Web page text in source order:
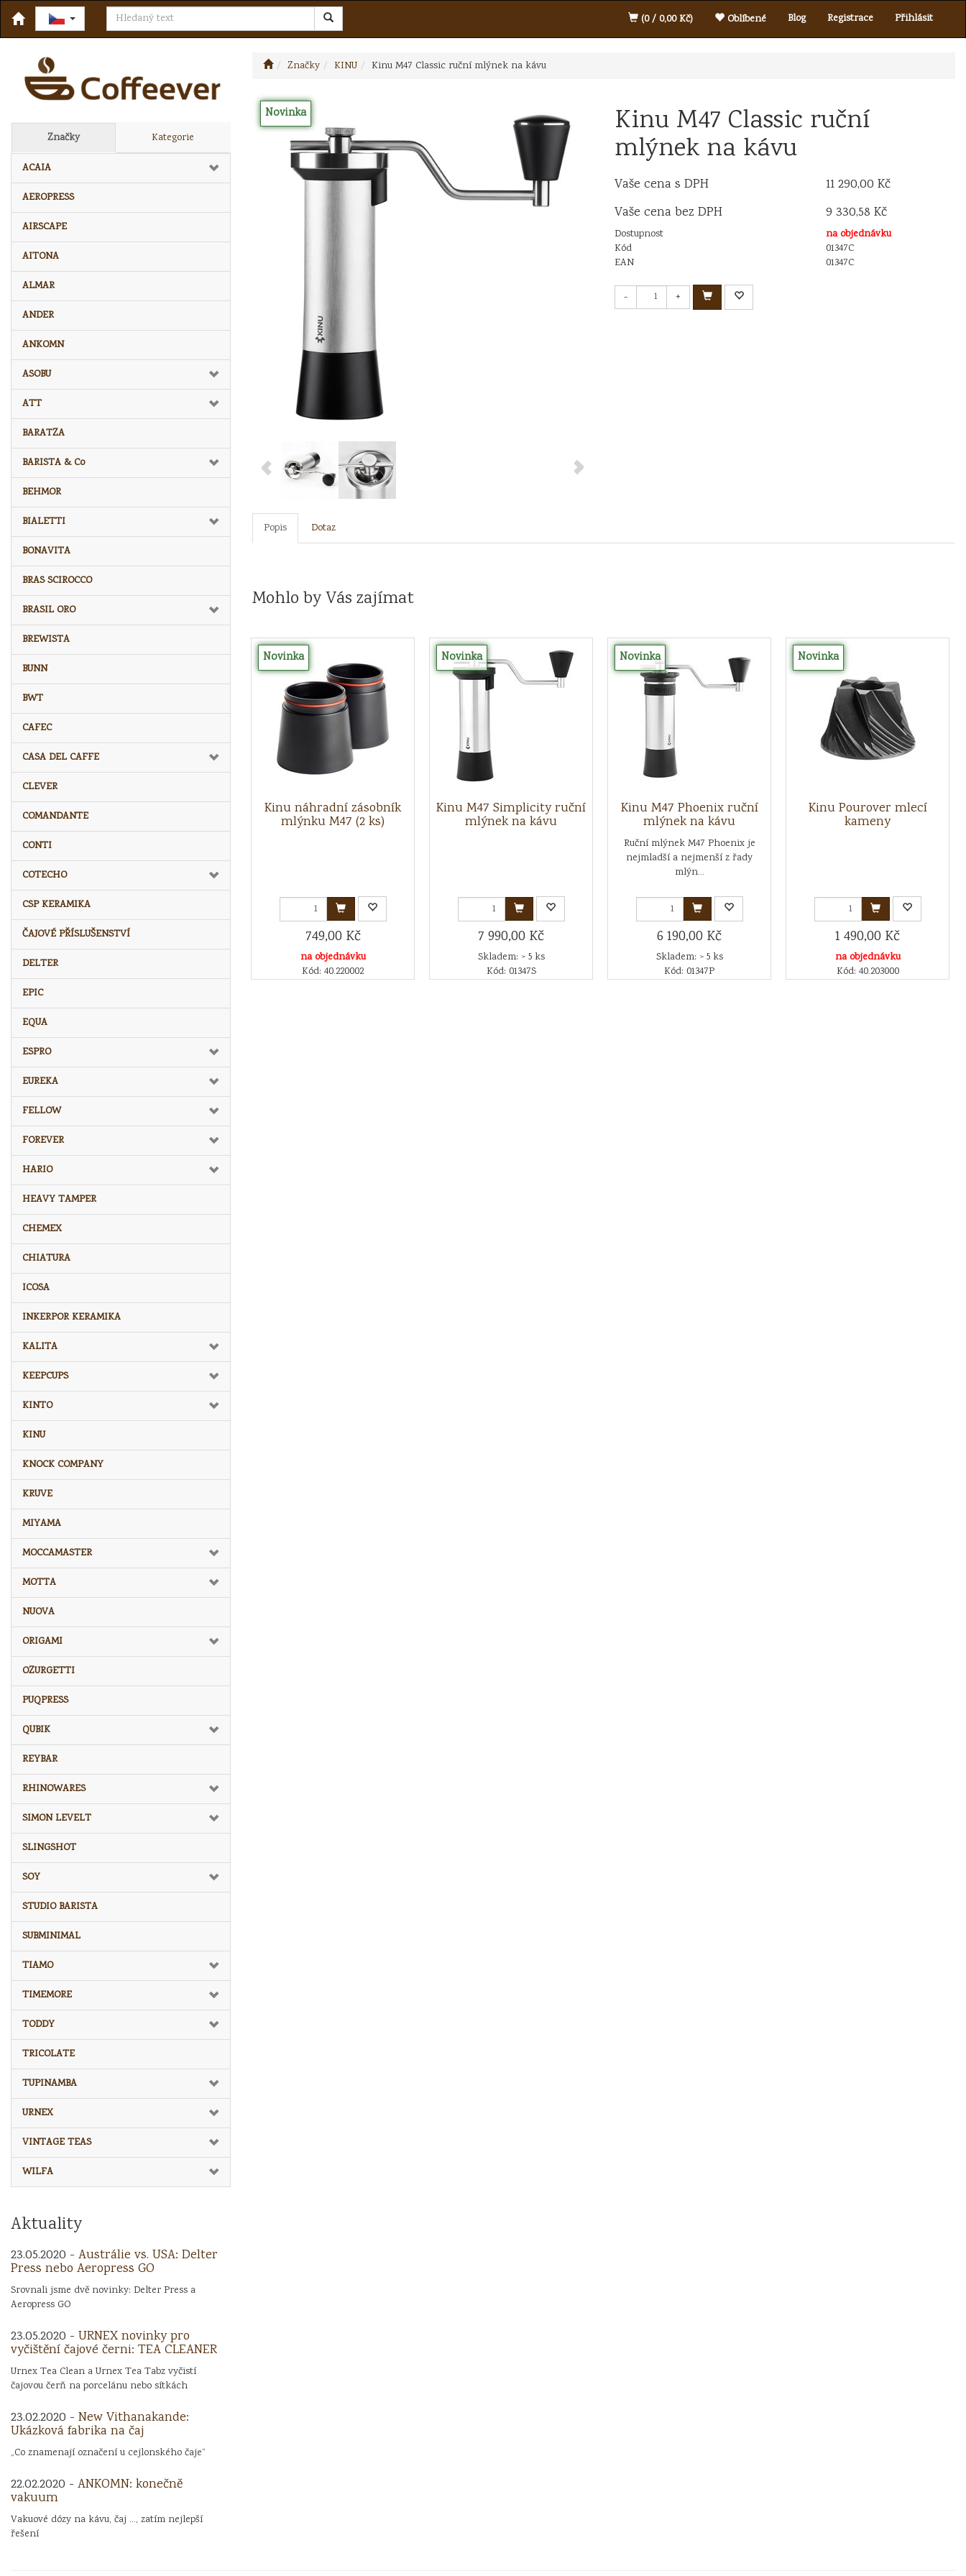
Blog Registrace Přihlásit
(0 / 0,00 Kč) Oblíbené
Značky Kategorie
ACAIA
AEROPRESS
AIRSCAPE
AITONA
ALMAR
ANDER
ANKOMN
ASOBU
ATT
BARATZA
BARISTA & Co
BEHMOR
BIALETTI
BONAVITA
BRAS SCIROCCO
BRASIL ORO
BREWISTA
BUNN
BWT
CAFEC
CASA DEL CAFFE
CLEVER
COMANDANTE
CONTI
COTECHO
CSP KERAMIKA
ČAJOVÉ PŘÍSLUŠENSTVÍ
DELTER
EPIC
EQUA
ESPRO
EUREKA
FELLOW
FOREVER
HARIO
HEAVY TAMPER
CHEMEX
CHIATURA
ICOSA
INKERPOR KERAMIKA
KALITA
KEEPCUPS
KINTO
KINU
KNOCK COMPANY
KRUVE
MIYAMA
MOCCAMASTER
MOTTA
NUOVA
ORIGAMI
OZURGETTI
PUQPRESS
QUBIK
REYBAR
RHINOWARES
SIMON LEVELT
SLINGSHOT
SOY
STUDIO BARISTA
SUBMINIMAL
TIAMO
TIMEMORE
TODDY
TRICOLATE
TUPINAMBA
URNEX
VINTAGE TEAS
WILFA
Aktuality
23.05.2020 - Austrálie vs. USA: Delter
Press nebo Aeropress GO
Srovnali jsme dvě novinky: Delter Press a
Aeropress GO
23.05.2020 - URNEX novinky pro
vyčištění čajové černi: TEA CLEANER
Urnex Tea Clean a Urnex Tea Tabz vyčistí
čajovou čerň na porcelánu nebo sítkách
23.02.2020 - New Vithanakande:
Ukázková fabrika na čaj
„Co znamenají označení u cejlonského čaje“
22.02.2020 - ANKOMN: konečně
vakuum
Vakuové dózy na kávu, čaj ..., zatím nejlepší
řešení
Značky KINU Kinu M47 Classic ruční mlýnek na kávu
Novinka Kinu M47 Classic ruční
mlýnek na kávu
Vaše cena s DPH
11 290,00 Kč
Vaše cena bez DPH
9 330,58 Kč
Dostupnost
na objednávku
Kód
01347C
EAN
01347C
- +
Popis Dotaz
Mohlo by Vás zajímat
Novinka
Kinu náhradní zásobník
mlýnku M47 (2 ks)
749,00 Kč
na objednávku
Kód: 40.220002
Novinka
Kinu M47 Simplicity ruční
mlýnek na kávu
7 990,00 Kč
Skladem: > 5 ks
Kód: 01347S
Novinka
Kinu M47 Phoenix ruční
mlýnek na kávu
Ruční mlýnek M47 Phoenix je
nejmladší a nejmenší z řady
mlýn...
6 190,00 Kč
Skladem: > 5 ks
Kód: 01347P
Novinka
Kinu Pourover mlecí
kameny
1 490,00 Kč
na objednávku
Kód: 40.203000